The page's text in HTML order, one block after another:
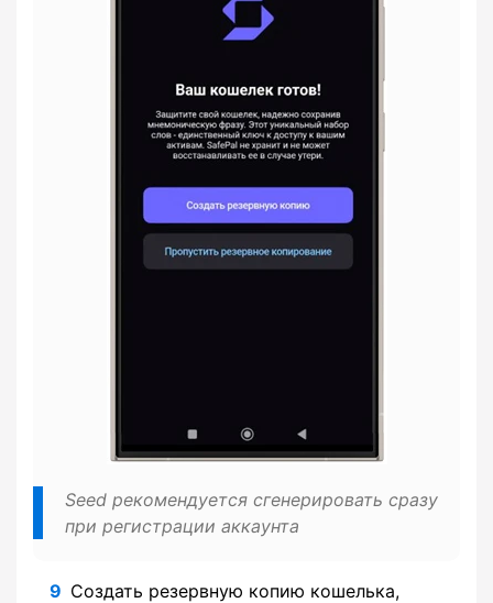
Seed рекомендуется сгенерировать сразу
при регистрации аккаунта
Создать резервную копию кошелька,